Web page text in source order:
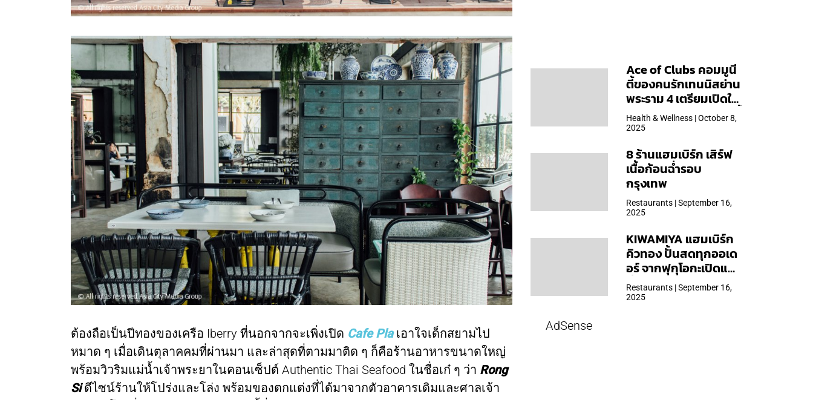
ต้องถือเป็นปีทองของเครือ Iberry ที่นอกจากจะเพิ่งเปิด Cafe Plaเอาใจเด็กสยามไป
หมาด ๆ เมื่อเดินตุลาคคมที่ผ่านมา และล่าสุดที่ตามมาติด ๆ ก็คือร้านอาหารขนาดใหญ่
พร้อมวิวริมแม่น้ำเจ้าพระยาในคอนเซ็ปต์ Authentic Thai Seafood ในชื่อเก๋ ๆ ว่า Rong
Siดีไซน์ร้านให้โปร่งและโล่ง พร้อมของตกแต่งที่ได้มาจากตัวอาคารเดิมและศาลเจ้า
Ace of Clubs คอมมูนี
ตี้ของคนรักเทนนิสย่าน
พระราม 4 เตรียมเปิดให้
บริการวันแรก 19 ต.ค. นี้
Health & Wellness | October 8,
2025
8 ร้านแฮมเบิร์ก เสิร์ฟ
เนื้อก้อนฉ่ำรอบ
กรุงเทพ
Restaurants | September 16,
2025
KIWAMIYA แฮมเบิร์ก
คิวทอง ปั้นสดทุกออเด
อร์ จากฟุกุโอกะเปิดแล้ว
ที่ Central Park
Restaurants | September 16,
2025
AdSense